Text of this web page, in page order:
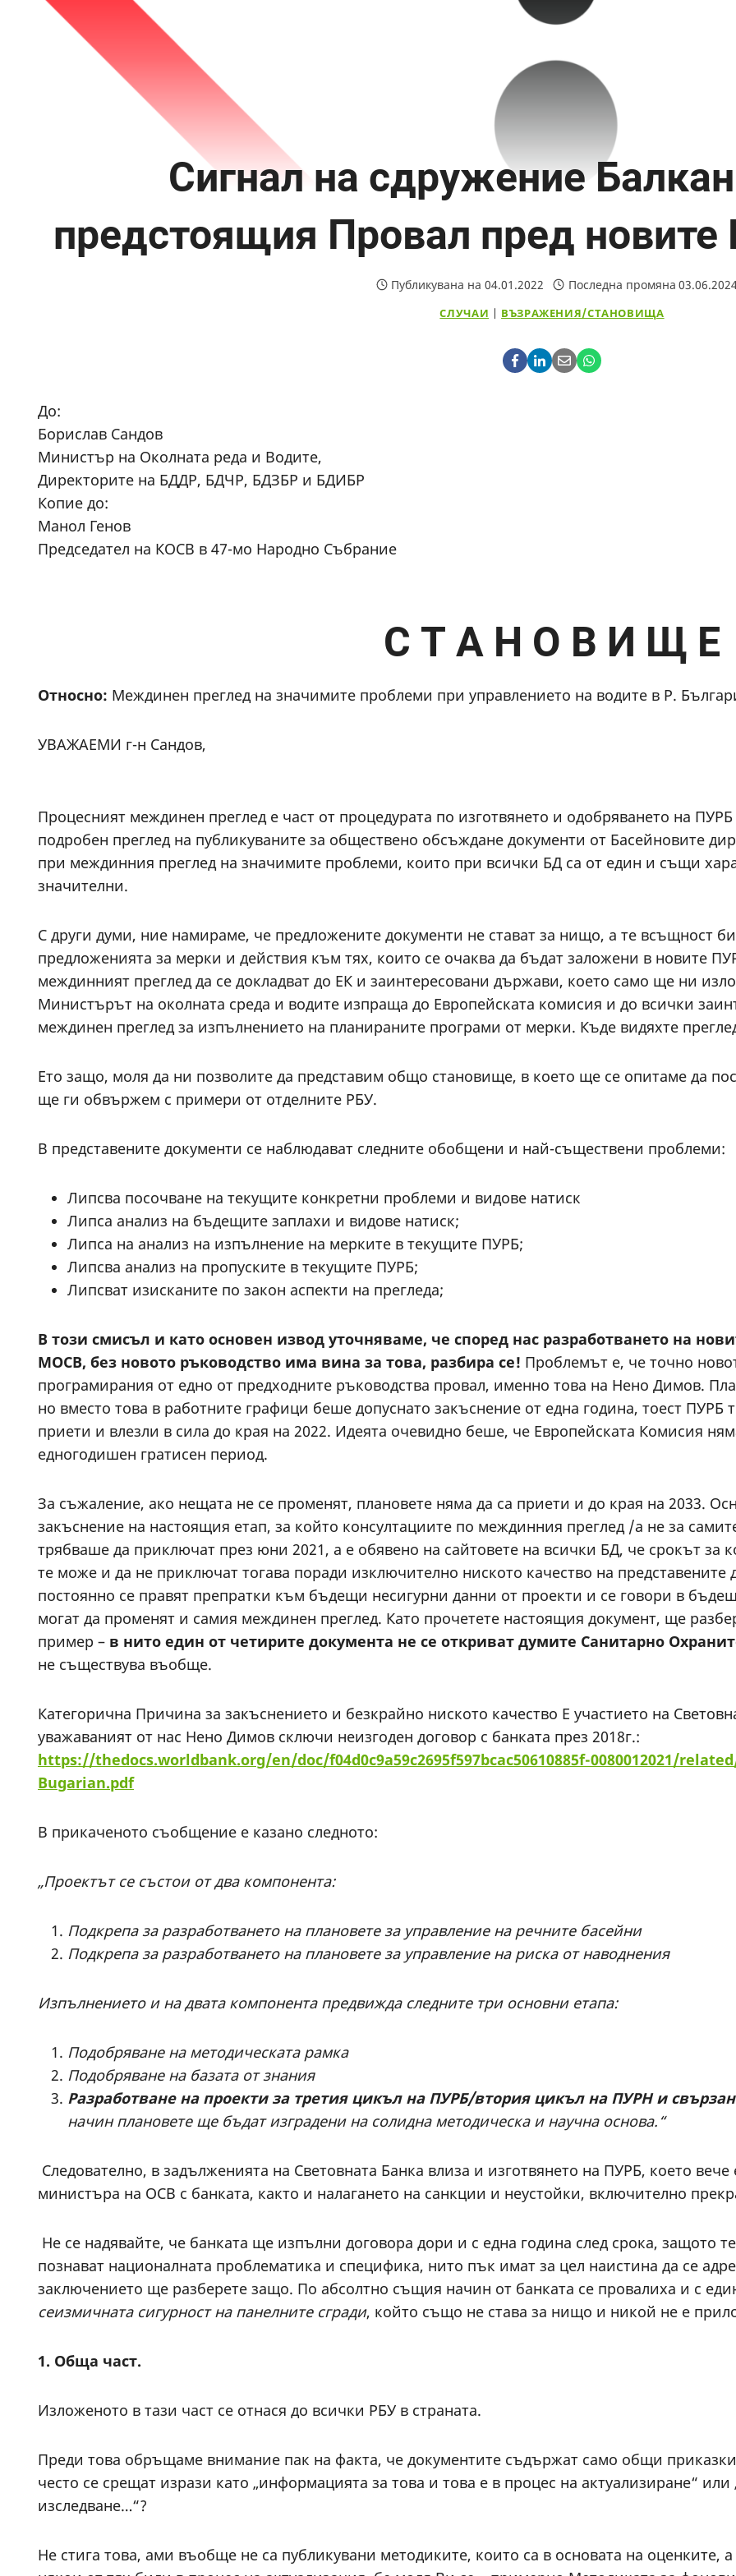
Сигнал на сдружение
предстоящия Провал пред
Публикувана на 04.01.2022 Последна промяна
СЛУЧАИ | ВЪЗРАЖЕНИЯ/СТАНОВИЩА
До:
Борислав Сандов
Министър на Околната реда и Водите,
Директорите на БДДР, БДЧР, БДЗБР и БДИБР
Копие до:
Манол Генов
Председател на КОСВ в 47-мо Народно Събрание
С Т А Н О В И Щ Е
Относно: Междинен преглед на значимите проблеми при управлението на водите в Р.
УВАЖАЕМИ г-н Сандов,
Процесният междинен преглед е част от процедурата по изготвянето и одобряването на
подробен преглед на публикуваните за обществено обсъждане документи от Басейновите
при междинния преглед на значимите проблеми, които при всички БД са от един и същи
значителни.
С други думи, ние намираме, че предложените документи не стават за нищо, а те всъщност
предложенията за мерки и действия към тях, които се очаква да бъдат заложени в новите
междинният преглед да се докладват до ЕК и заинтересовани държави, което само ще ни
Министърът на околната среда и водите изпраща до Европейската комисия и до всички
междинен преглед за изпълнението на планираните програми от мерки. Къде видяхте
Ето защо, моля да ни позволите да представим общо становище, в което ще се опитаме да
ще ги обвържем с примери от отделните РБУ.
В представените документи се наблюдават следните обобщени и най-съществени проблеми:
Липсва посочване на текущите конкретни проблеми и видове натиск
Липса анализ на бъдещите заплахи и видове натиск;
Липса на анализ на изпълнение на мерките в текущите ПУРБ;
Липсва анализ на пропуските в текущите ПУРБ;
Липсват изисканите по закон аспекти на прегледа;
В този смисъл и като основен извод уточняваме, че според нас разработването на
МОСВ, без новото ръководство има вина за това, разбира се! Проблемът е, че точно
програмирания от едно от предходните ръководства провал, именно това на Нено Димов.
но вместо това в работните графици беше допуснато закъснение от една година, тоест ПУРБ
приети и влезли в сила до края на 2022. Идеята очевидно беше, че Европейската Комисия
едногодишен гратисен период.
За съжаление, ако нещата не се променят, плановете няма да са приети и до края на 2033.
закъснение на настоящия етап, за който консултациите по междинния преглед /а не за
трябваше да приключат през юни 2021, а е обявено на сайтовете на всички БД, че срокът за
те може и да не приключат тогава поради изключително ниското качество на представените
постоянно се правят препратки към бъдещи несигурни данни от проекти и се говори в
могат да променят и самия междинен преглед. Като прочетете настоящия документ, ще
пример – в нито един от четирите документа не се откриват думите Санитарно
не съществува въобще.
Категорична Причина за закъснението и безкрайно ниското качество Е участието на
уважаваният от нас Нено Димов сключи неизгоден договор с банката през 2018г.:
https://thedocs.worldbank.org/en/doc/f04d0c9a59c2695f597bcac50610885f-0080012021/
Bugarian.pdf
В прикаченото съобщение е казано следното:
„Проектът се състои от два компонента:
Подкрепа за разработването на плановете за управление на речните басейни
Подкрепа за разработването на плановете за управление на риска от наводнения
Изпълнението и на двата компонента предвижда следните три основни етапа:
Подобряване на методическата рамка
Подобряване на базата от знания
Разработване на проекти за третия цикъл на ПУРБ/втория цикъл на ПУРН и
начин плановете ще бъдат изградени на солидна методическа и научна основа.“
Следователно, в задълженията на Световната Банка влиза и изготвянето на ПУРБ, което
министъра на ОСВ с банката, както и налагането на санкции и неустойки, включително
Не се надявайте, че банката ще изпълни договора дори и с една година след срока, защото
познават националната проблематика и специфика, нито пък имат за цел наистина да се
заключението ще разберете защо. По абсолтно същия начин от банката се провалиха и с
сеизмичната сигурност на панелните сгради, който също не става за нищо и никой не е
1. Обща част.
Изложеното в тази част се отнася до всички РБУ в страната.
Преди това обръщаме внимание пак на факта, че документите съдържат само общи
често се срещат изрази като „информацията за това и това е в процес на актуализиране“
изследване…“?
Не стига това, ами въобще не са публикувани методиките, които са в основата на оценките,